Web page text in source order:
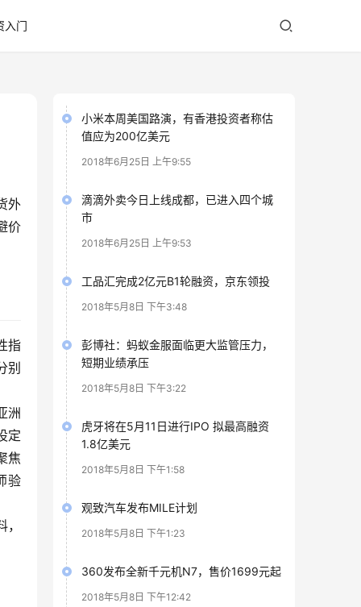
入门
外
价
指
别
洲
定
焦
验
小米本周美国路演，有香港投资者称估
值应为200亿美元
2018年6月25日 上午9:55
滴滴外卖今日上线成都，已进入四个城
市
2018年6月25日 上午9:53
工品汇完成2亿元B1轮融资，京东领投
2018年5月8日 下午3:48
彭博社：蚂蚁金服面临更大监管压力，
短期业绩承压
2018年5月8日 下午3:22
虎牙将在5月11日进行IPO 拟最高融资
1.8亿美元
2018年5月8日 下午1:58
观致汽车发布MILE计划
2018年5月8日 下午1:23
360发布全新千元机N7，售价1699元起
2018年5月8日 下午12:42